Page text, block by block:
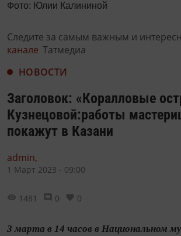
Фото: Юлии Калининой
Следите за самым важным и
канале Татмедиа
НОВОСТИ
Заголовок: «Коралловые
Кузнецовой:работы
покажут в Казани
admin,
1 Март 2023 - 09:00
1481 0 0
3 марта в 14 часов в Национальном